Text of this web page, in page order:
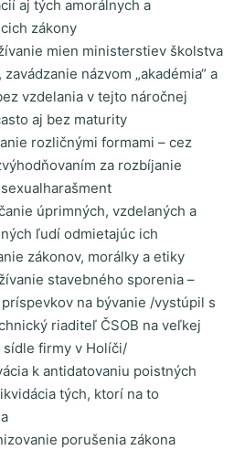
aj tých amorálnych a
zákony
mien ministerstiev školstva
názvom „akadémia“ a
vzdelania v tejto náročnej
aj bez maturity
rozličnými formami – cez
za rozbíjanie
úprimných, vzdelaných a
ľudí odmietajúc ich
zákonov, morálky a etiky
stavebného sporenia –
na bývanie /vystúpil s
riaditeľ ČSOB na veľkej
sídle firmy v Holíči/
k antidatovaniu poistných
tých, ktorí na to
porušenia zákona